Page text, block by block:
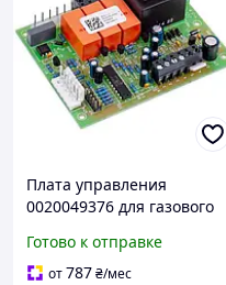
Плата управления
0020049376 для газового
20-50 KLOM/KLZ
Готово к отправке
от787₴/мес